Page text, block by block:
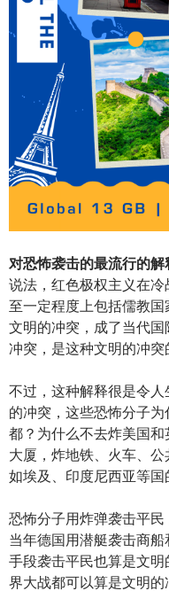
对恐怖袭击的最流行的解
说法，红色极权主义在
至一定程度上包括儒教
文明的冲突，成了当代
冲突，是这种文明的冲突
不过，这种解释很是令
的冲突，这些恐怖分子
都？为什么不去炸美国
大厦，炸地铁、火车、
如埃及、印度尼西亚等国
恐怖分子用炸弹袭击平
当年德国用潜艇袭击商
手段袭击平民也算是文
界大战都可以算是文明的